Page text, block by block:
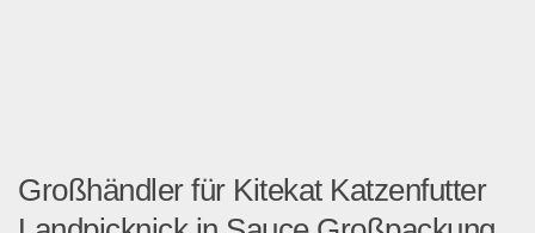
Großhändler für Kitekat Katzenfutter